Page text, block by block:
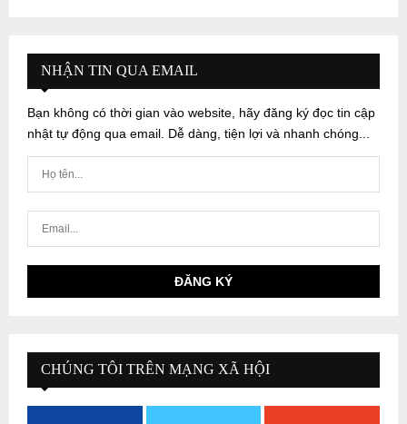
NHẬN TIN QUA EMAIL
Bạn không có thời gian vào website, hãy đăng ký đọc tin cập
nhật tự động qua email. Dễ dàng, tiện lợi và nhanh chóng...
CHÚNG TÔI TRÊN MẠNG XÃ HỘI